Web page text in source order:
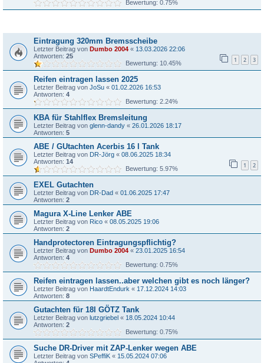
Bewertung: 0.75%
Eintragung 320mm Bremsscheibe
Letzter Beitrag von Dumbo 2004 « 13.03.2026 22:06
Antworten: 25 1 2 3
Bewertung: 10.45%
Reifen eintragen lassen 2025
Letzter Beitrag von JoSu « 01.02.2026 16:53
Antworten: 4
Bewertung: 2.24%
KBA für Stahlflex Bremsleitung
Letzter Beitrag von glenn-dandy « 26.01.2026 18:17
Antworten: 5
ABE / GUtachten Acerbis 16 l Tank
Letzter Beitrag von DR-Jörg « 08.06.2025 18:34
Antworten: 14 1 2
Bewertung: 5.97%
EXEL Gutachten
Letzter Beitrag von DR-Dad « 01.06.2025 17:47
Antworten: 2
Magura X-Line Lenker ABE
Letzter Beitrag von Rico « 08.05.2025 19:06
Antworten: 2
Handprotectoren Eintragungspflichtig?
Letzter Beitrag von Dumbo 2004 « 23.01.2025 16:54
Antworten: 4
Bewertung: 0.75%
Reifen eintragen lassen..aber welchen gibt es noch länger?
Letzter Beitrag von HaardtEndurk « 17.12.2024 14:03
Antworten: 8
Gutachten für 18l GÖTZ Tank
Letzter Beitrag von lutzgriebel « 18.05.2024 10:44
Antworten: 2
Bewertung: 0.75%
Suche DR-Driver mit ZAP-Lenker wegen ABE
Letzter Beitrag von SPeffiK « 15.05.2024 07:06